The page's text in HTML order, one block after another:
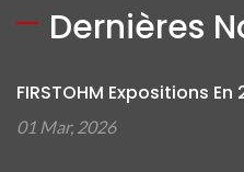
Dernières
FIRSTOHM Expositions En
01 Mar, 2026